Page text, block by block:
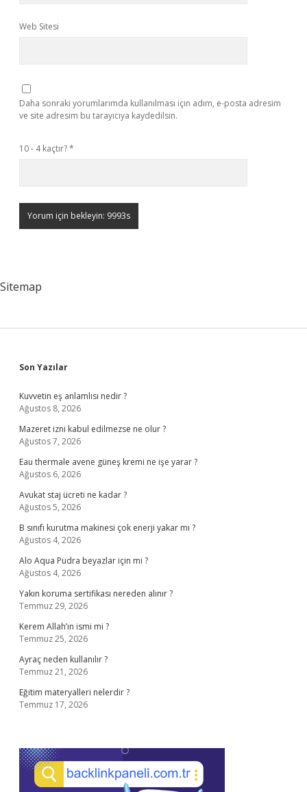
Web Sitesi
Daha sonraki yorumlarımda kullanılması için adım, e-posta adresim
ve site adresim bu tarayıcıya kaydedilsin.
10 - 4 kaçtır?*
Sitemap
Sidebar
Son Yazılar
Kuvvetin eş anlamlısı nedir ?
Ağustos 8, 2026
Mazeret izni kabul edilmezse ne olur ?
Ağustos 7, 2026
Eau thermale avene güneş kremi ne işe yarar ?
Ağustos 6, 2026
Avukat staj ücreti ne kadar ?
Ağustos 5, 2026
B sınıfı kurutma makinesi çok enerji yakar mı ?
Ağustos 4, 2026
Alo Aqua Pudra beyazlar için mi ?
Ağustos 4, 2026
Yakın koruma sertifikası nereden alınır ?
Temmuz 29, 2026
Kerem Allah’ın ismi mi ?
Temmuz 25, 2026
Ayraç neden kullanılır ?
Temmuz 21, 2026
Eğitim materyalleri nelerdir ?
Temmuz 17, 2026